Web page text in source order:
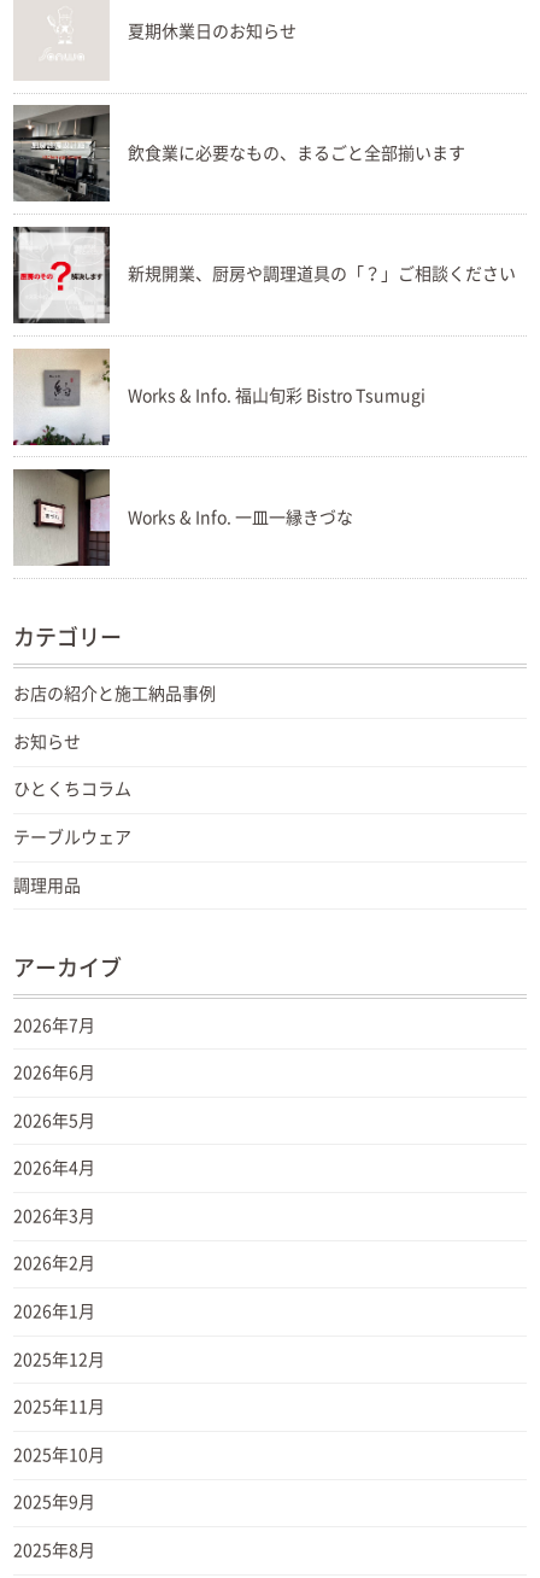
夏期休業日のお知らせ
飲食業に必要なもの、まるごと全部揃います
新規開業、厨房や調理道具の「？」ご相談ください
Works & Info. 福山旬彩 Bistro Tsumugi
Works & Info. 一皿一縁きづな
カテゴリー
お店の紹介と施工納品事例
お知らせ
ひとくちコラム
テーブルウェア
調理用品
アーカイブ
2026年7月
2026年6月
2026年5月
2026年4月
2026年3月
2026年2月
2026年1月
2025年12月
2025年11月
2025年10月
2025年9月
2025年8月